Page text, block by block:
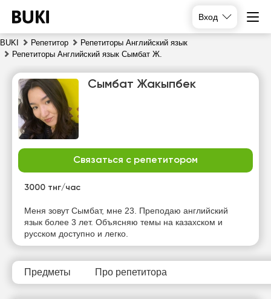
Вход
BUKI Репетитор
Репетиторы Английский язык
Репетиторы Английский язык Сымбат Ж.
Сымбат Жакыпбек
Связаться с репетитором
3000 тнг/час
Меня зовут Сымбат, мне 23. Преподаю английский
язык более 3 лет. Объясняю темы на казахском и
русском доступно и легко.
Предметы Про репетитора
вс
пн
Нет
свободных
часов
11:00
11:30
12:00
12:30
Нет
свободных
Нет
свободных